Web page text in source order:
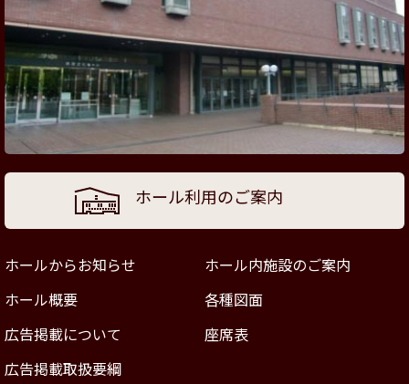
ホール利用のご案内
ホールからお知らせ
ホール内施設のご案内
ホール概要
各種図面
広告掲載について
座席表
広告掲載取扱要綱